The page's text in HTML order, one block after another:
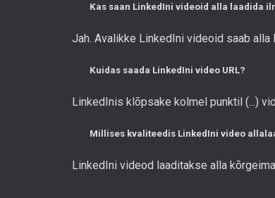
Kas saan LinkedIni videoid alla laadida
Jah. Avalikke LinkedIni videoid saab alla
Kuidas saada LinkedIni video URL?
LinkedInis klõpsake kolmel punktil (...)
Millises kvaliteedis LinkedIni video
LinkedIni videod laaditakse alla